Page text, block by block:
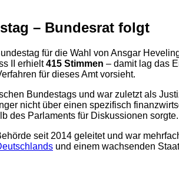
– Bundesrat folgt
für die Wahl von Ansgar
II erhielt415 Stimmen – damit lag das
für dieses Amt vorsieht.
Bundestags und war zuletzt als
nicht über einen spezifisch
des Parlaments für Diskussionen sorgte.
seit 2014 geleitet und war
und einem wachsenden